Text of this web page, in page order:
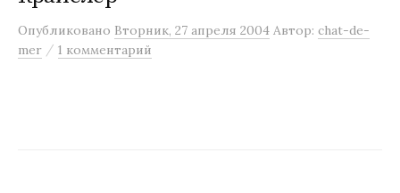
м
у
Опубликовано Вторник, 27 апреля 2004 Автор: chat-de-
mer / 1 комментарий